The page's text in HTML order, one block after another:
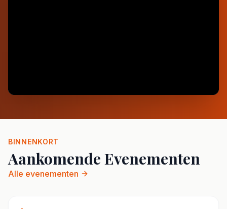
BINNENKORT
Aankomende Evenementen
Alle evenementen